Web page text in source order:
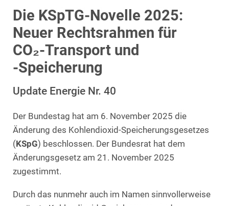
Die KSpTG‑Novelle 2025:
Neuer Rechtsrahmen für
CO₂‑Transport und
‑Speicherung
Update Energie Nr. 40
Der Bundestag hat am 6. November 2025 die
Änderung des Kohlendioxid-Speicherungsgesetzes
( KSpG) beschlossen. Der Bundesrat hat dem
Änderungsgesetz am 21. November 2025
zugestimmt.
Durch das nunmehr auch im Namen sinnvollerweise